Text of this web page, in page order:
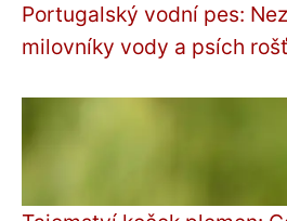
Portugalský vodní pes:
milovníky vody a psích